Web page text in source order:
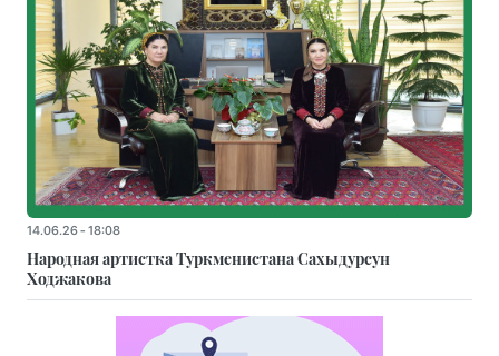
14.06.26 - 18:08
Народная артистка Туркменистана Сахыдурсун
Ходжакова